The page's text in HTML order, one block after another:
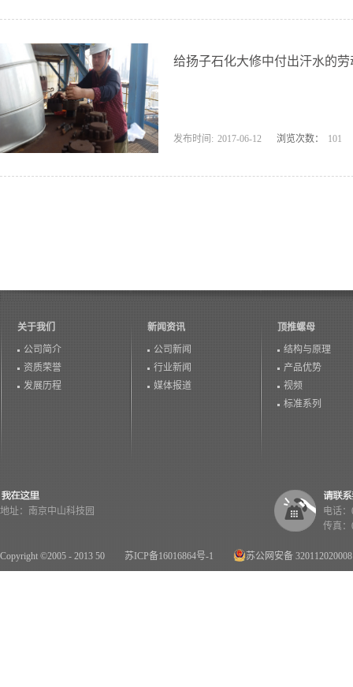
给扬子石化大修中付出汗水的
发布时间: 2017-06-12 浏览次数： 101
关于我们
公司简介
资质荣誉
发展历程
新闻资讯
公司新闻
行业新闻
媒体报道
顶推螺母
结构与原理
产品优势
视频
标准系列
Copyright ©2005 - 2013 50 苏ICP备16016864号-1 苏公网安备
地址：南京中山科技园
电话：
传真：